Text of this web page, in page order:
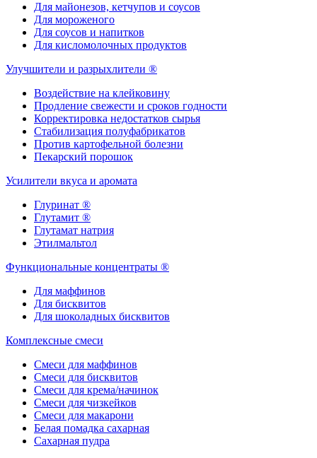
Для майонезов, кетчупов и соусов
Для мороженого
Для соусов и напитков
Для кисломолочных продуктов
Улучшители и разрыхлители ®
Воздействие на клейковину
Продление свежести и сроков годности
Корректировка недостатков сырья
Стабилизация полуфабрикатов
Против картофельной болезни
Пекарский порошок
Усилители вкуса и аромата
Глуринат ®
Глутамит ®
Глутамат натрия
Этилмальтол
Функциональные концентраты ®
Для маффинов
Для бисквитов
Для шоколадных бисквитов
Комплексные смеси
Смеси для маффинов
Смеси для бисквитов
Смеси для крема/начинок
Смеси для чизкейков
Смеси для макарони
Белая помадка сахарная
Сахарная пудра